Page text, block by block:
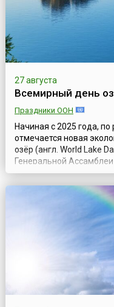
27 августа
Всемирный день
Праздники ООН
Начиная с 2025 года,
отмечается новая
озёр (англ. World Lake
Генеральной
2024 года и
экосистемам, как
в жизни планеты
международная дата